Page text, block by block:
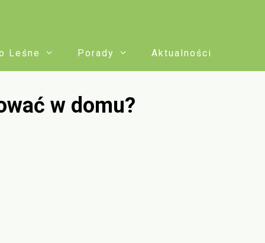
Leśne Porady Aktualności
w domu?